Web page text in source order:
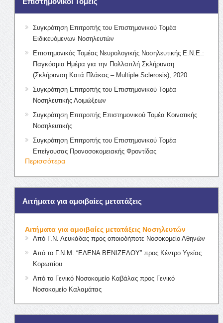
Συγκρότηση Επιτροπής του Επιστημονικού Τομέα
Ειδικευόμενων Νοσηλευτών
Επιστημονικός Τομέας Νευρολογικής Νοσηλευτικής Ε.Ν.Ε.:
Παγκόσμια Ημέρα για την Πολλαπλή Σκλήρυνση
(Σκλήρυνση Κατά Πλάκας – Multiple Sclerosis), 2020
Συγκρότηση Επιτροπής του Επιστημονικού Τομέα
Νοσηλευτικής Λοιμώξεων
Συγκρότηση Επιτροπής Επιστημονικού Τομέα Κοινοτικής
Νοσηλευτικής
Συγκρότηση Επιτροπής του Επιστημονικού Τομέα
Επείγουσας Προνοσοκομειακής Φροντίδας
Περισσότερα
Αιτήματα για αμοιβαίες μετατάξεις
Αιτήματα για αμοιβαίες μετατάξεις Νοσηλευτών
Από Γ.Ν. Λευκάδας προς οποιοδήποτε Νοσοκομείο Αθηνών
Από το Γ.Ν.Μ. “ΕΛΕΝΑ ΒΕΝΙΖΕΛΟΥ” προς Κέντρο Υγείας
Κορωπίου
Από το Γενικό Νοσοκομείο Καβάλας προς Γενικό
Νοσοκομείο Καλαμάτας